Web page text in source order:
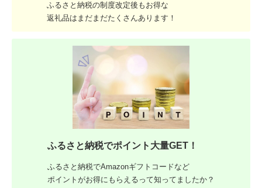
ふるさと納税の制度改定後もお得な
返礼品はまだまだたくさんあります！
ふるさと納税でポイント大量GET！
ふるさと納税でAmazonギフトコードなど
ポイントがお得にもらえるって知ってましたか？